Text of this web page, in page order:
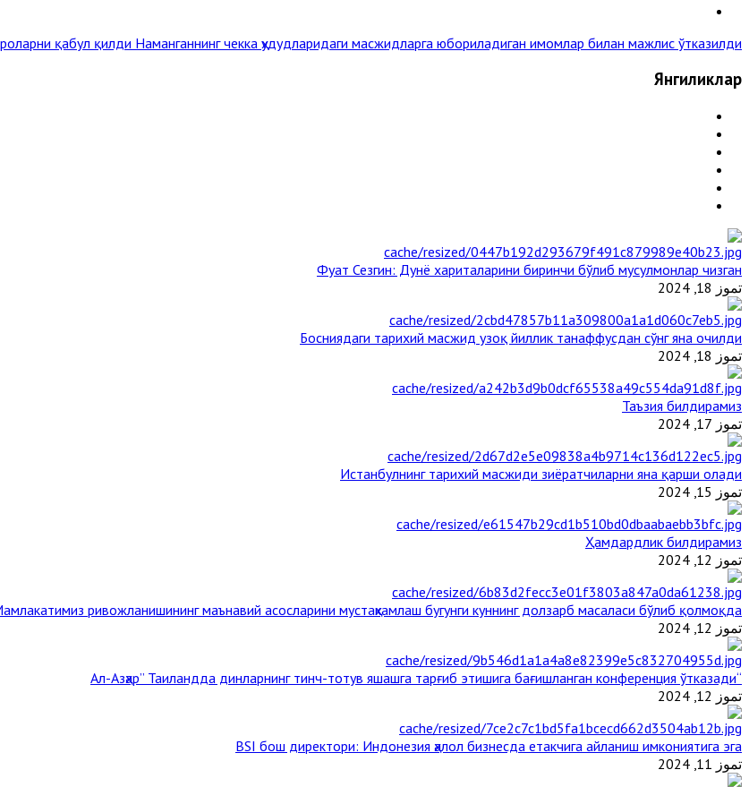
қабул қилди Наманганнинг чекка ҳудудларидаги масжидларга юбориладиган имомлар билан мажлис ўтказилди »
Янгиликлар
Фуат Сезгин: Дунё хариталарини биринчи бўлиб мусулмонлар чизган
تموز 18, 2024
Босниядаги тарихий масжид узоқ йиллик танаффусдан сўнг яна очилди
تموز 18, 2024
Таъзия билдирамиз
تموز 17, 2024
Истанбулнинг тарихий масжиди зиёратчиларни яна қарши олади
تموز 15, 2024
Ҳамдардлик билдирамиз
تموز 12, 2024
ривожланишининг маънавий асосларини мустаҳкамлаш бугунги куннинг долзарб масаласи бўлиб қолмоқда
تموز 12, 2024
“Ал-Азҳар” Таиландда динларнинг тинч-тотув яшашга тарғиб этишига бағишланган конференция ўтказади
تموز 12, 2024
BSI бош директори: Индонезия ҳалол бизнесда етакчига айланиш имкониятига эга
تموز 11, 2024